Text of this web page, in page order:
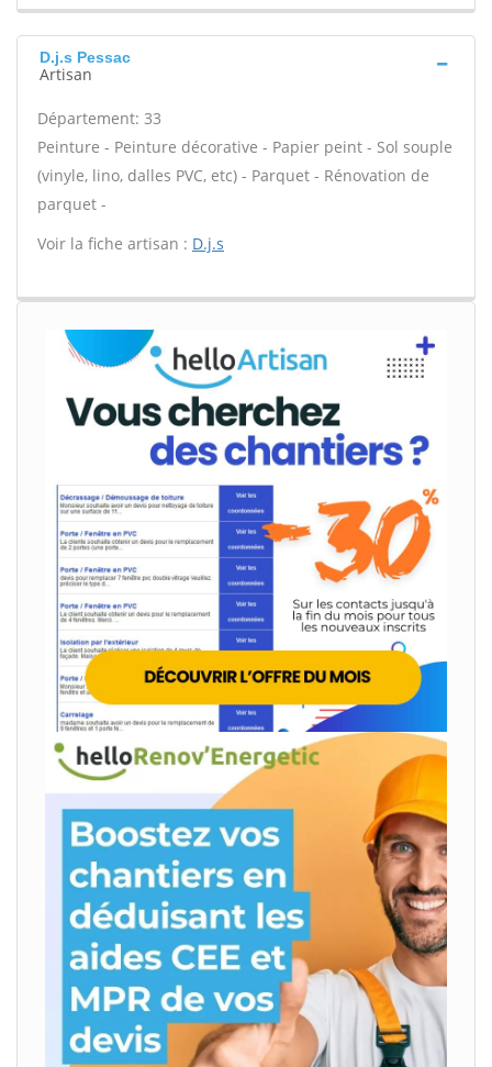
D.j.s Pessac
Artisan
Département: 33
Peinture - Peinture décorative - Papier peint - Sol souple
(vinyle, lino, dalles PVC, etc) - Parquet - Rénovation de
parquet -
Voir la fiche artisan : D.j.s